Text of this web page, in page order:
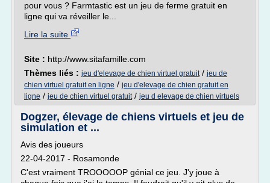
pour vous ? Farmtastic est un jeu de ferme gratuit en
ligne qui va réveiller le...
Lire la suite
Site : http://www.sitafamille.com
Thèmes liés : jeu d'elevage de chien virtuel gratuit/ jeu de
chien virtuel gratuit en ligne / jeu d'elevage de chien gratuit en
ligne / jeu de chien virtuel gratuit/ jeu d elevage de chien virtuels
Dogzer, élevage de chiens virtuels et jeu de
simulation et ...
Avis des joueurs
22-04-2017 - Rosamonde
C'est vraiment TROOOOOP génial ce jeu. J'y joue à